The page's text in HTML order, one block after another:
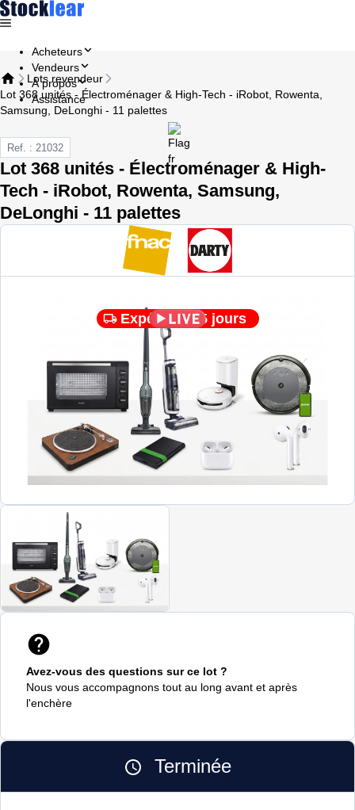
Acheteurs
Vendeurs
À propos
Assistance
Lots revendeur
Lot 368 unités - Électroménager & High-Tech - iRobot, Rowenta,
Samsung, DeLonghi - 11 palettes
Ref. : 21032
Lot 368 unités - Électroménager & High-
Tech - iRobot, Rowenta, Samsung,
DeLonghi - 11 palettes
Expédié en 5 jours
Avez-vous des questions sur ce lot ?
Nous vous accompagnons tout au long avant et après
l'enchère
Terminée